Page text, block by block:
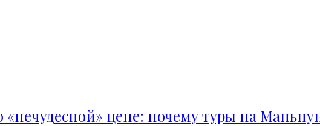
«нечудесной» цене: почему туры на